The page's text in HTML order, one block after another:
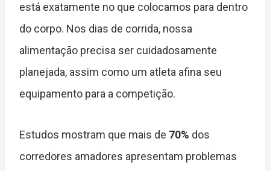
está exatamente no que colocamos para dentro
do corpo. Nos dias de corrida, nossa
alimentação precisa ser cuidadosamente
planejada, assim como um atleta afina seu
equipamento para a competição.
Estudos mostram que mais de 70% dos
corredores amadores apresentam problemas